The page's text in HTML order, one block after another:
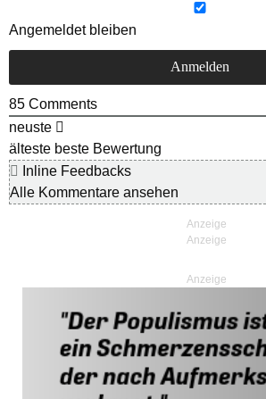
Angemeldet bleiben
85 Comments
neuste
älteste beste Bewertung
Inline Feedbacks
Alle Kommentare ansehen
Anzeige